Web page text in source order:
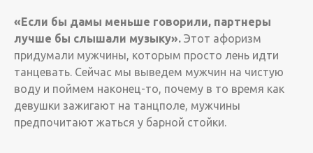
«Если бы дамы меньше говорили, партнеры
лучше бы слышали музыку». Этот афоризм
придумали мужчины, которым просто лень идти
танцевать. Сейчас мы выведем мужчин на чистую
воду и поймем наконец-то, почему в то время как
девушки зажигают на танцполе, мужчины
предпочитают жаться у барной стойки.